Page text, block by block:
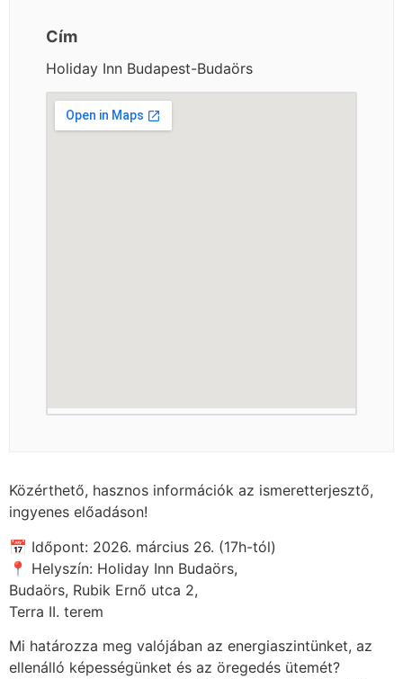
Cím
Holiday Inn Budapest-Budaörs
Közérthető, hasznos információk az ismeretterjesztő,
ingyenes előadáson!
📅 Időpont: 2026. március 26. (17h-tól)
📍 Helyszín: Holiday Inn Budaörs,
Budaörs, Rubik Ernő utca 2,
Terra II. terem
Mi határozza meg valójában az energiaszintünket, az
ellenálló képességünket és az öregedés ütemét?